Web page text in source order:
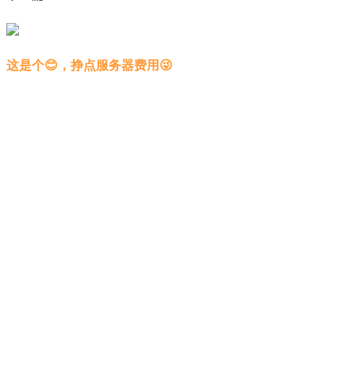
这是个😊，挣点服务器费用😜